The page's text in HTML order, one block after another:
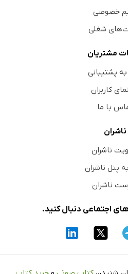
خصوصی
شغلی
مشتریان
به پشتیبانی
کاربران
با ما
ناشران
ناشران
پنل ناشران
ناشران
اجتماعی دنبال کنید.